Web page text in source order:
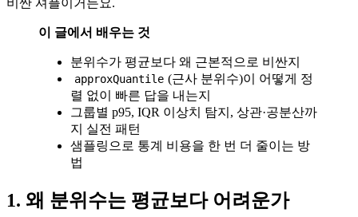
이 글에서 배우는 것
분위수가 평균보다 왜 근본적으로 비싼지
approxQuantile (근사 분위수)이 어떻게 정
렬 없이 빠른 답을 내는지
그룹별 p95, IQR 이상치 탐지, 상관·공분산까
지 실전 패턴
샘플링으로 통계 비용을 한 번 더 줄이는 방
법
1. 왜 분위수는 평균보다 어려운가